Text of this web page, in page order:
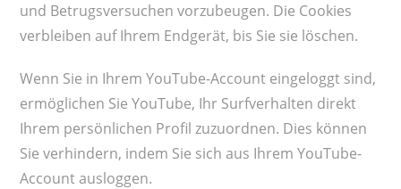
und Betrugsversuchen vorzubeugen. Die Cookies
verbleiben auf Ihrem Endgerät, bis Sie sie löschen.
Wenn Sie in Ihrem YouTube-Account eingeloggt sind,
ermöglichen Sie YouTube, Ihr Surfverhalten direkt
Ihrem persönlichen Profil zuzuordnen. Dies können
Sie verhindern, indem Sie sich aus Ihrem YouTube-
Account ausloggen.